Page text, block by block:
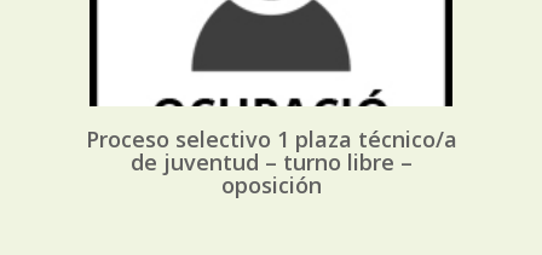
Proceso selectivo 1 plaza técnico/a
de juventud – turno libre –
oposición